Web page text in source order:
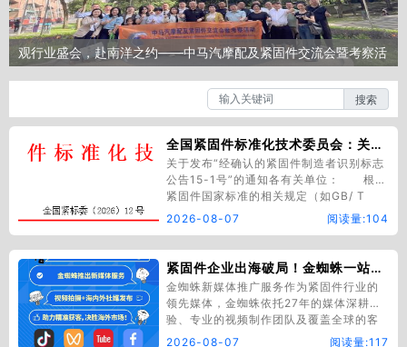
观行业盛会，赴南洋之约——中马汽摩配及紧固件交流会暨考察活
动见闻（一）
紧固件热门信息HOT
全国紧固件标准化技术委员会：关于发布“经确认的紧固件制造者识别标志公告15-1号”的通知
关于发布“经确认的紧固件制造者识别标志
公告15-1号”的通知各有关单位： 根据
紧固件国家标准的相关规定（如GB/ T
90.2第3章），全国紧固件标准化技术委
员会负责对我国“紧固件制造者（含经销
告。经主任委员-秘书处联席会议研究决
定，现发布“经确认的紧固件制造…
2026-08-07 阅读量:104
紧固件企业出海破局！金蜘蛛一站式新媒体打造全球品牌影响力
金蜘蛛新媒体推广服务作为紧固件行业的
领先媒体，金蜘蛛依托27年的媒体深耕经
验、专业的视频制作团队及覆盖全球的客
户资源，致力于为紧固件企业提供一站式
2026-08-07 阅读量:117